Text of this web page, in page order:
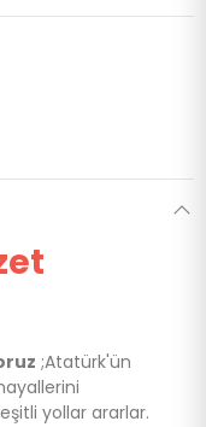
;Atatürk'ün
yollar ararlar.